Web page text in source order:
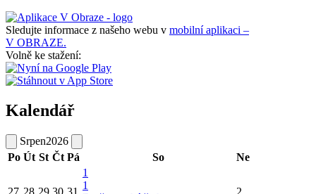
Sledujte informace z našeho webu v mobilní aplikaci –
V OBRAZE.
Volně ke stažení:
Kalendář
Srpen2026
Po Út St Čt Pá So Ne
1
1